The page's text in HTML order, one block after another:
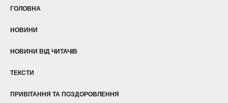
ГОЛОВНА
НОВИНИ
НОВИНИ ВІД ЧИТАЧІВ
ТЕКСТИ
ПРИВІТАННЯ ТА ПОЗДОРОВЛЕННЯ